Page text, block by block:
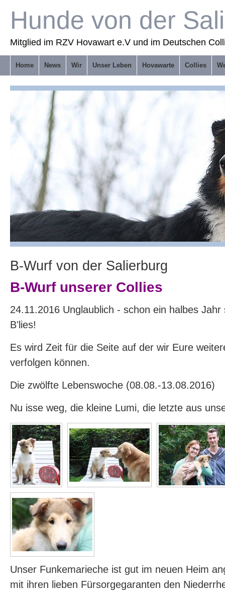
Hunde von der
Mitglied im RZV Hovawart e.V und im Deutschen
Home News Wir Unser Leben Hovawarte Collies
B-Wurf von der Salierburg
B-Wurf unserer Collies
24.11.2016 Unglaublich - schon ein halbes
B'lies!
Es wird Zeit für die Seite auf der wir Eure
verfolgen können.
Die zwölfte Lebenswoche (08.08.-13.08.2016)
Nu isse weg, die kleine Lumi, die letzte aus
Unser Funkemarieche ist gut im neuen Heim
mit ihren lieben Fürsorgegaranten den